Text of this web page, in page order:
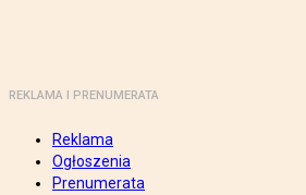
REKLAMA I PRENUMERATA
Reklama
Ogłoszenia
Prenumerata